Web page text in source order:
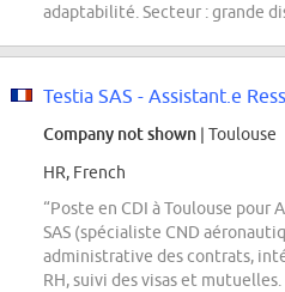
adaptabilité. Secteur : grande
Company not shown | Toulouse
HR, French
“Poste en CDI à Toulouse pour
SAS (spécialiste CND
administrative des contrats,
RH, suivi des visas et